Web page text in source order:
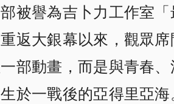
部被譽為吉卜力工作室
返大銀幕以來，觀眾
部動畫，而是與青春
生於一戰後的亞得里亞